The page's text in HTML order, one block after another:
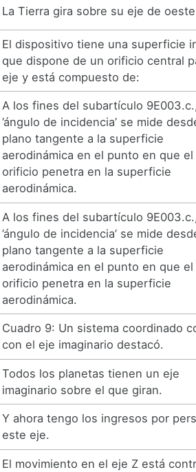
La Tierra gira sobre su eje de
El dispositivo tiene una superficie
que dispone de un orificio central
eje y está compuesto de:
A los fines del subartículo
’ángulo de incidencia’ se mide
plano tangente a la superficie
aerodinámica en el punto en que
orificio penetra en la superficie
aerodinámica.
A los fines del subartículo
’ángulo de incidencia’ se mide
plano tangente a la superficie
aerodinámica en el punto en que
orificio penetra en la superficie
aerodinámica.
Cuadro 9: Un sistema coordinado
con el eje imaginario destacó.
Todos los planetas tienen un eje
imaginario sobre el que giran.
Y ahora tengo los ingresos por
este eje.
El movimiento en el eje Z está